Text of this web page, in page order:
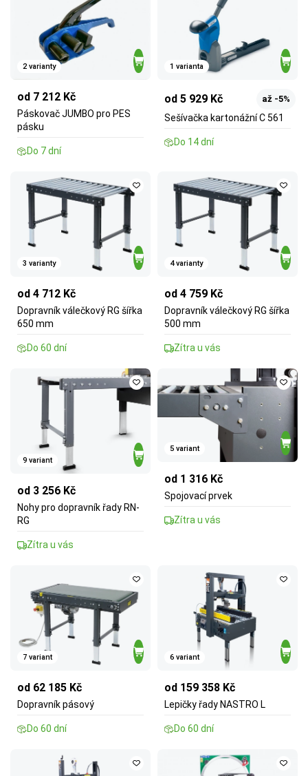
2 varianty
od 7 212 Kč
Páskovač JUMBO pro PES
pásku
Do 7 dní
1 varianta
od 5 929 Kč až -5%
Sešívačka kartonážní C 561
Do 14 dní
3 varianty
od 4 712 Kč
Dopravník válečkový RG šířka
650 mm
Do 60 dní
4 varianty
od 4 759 Kč
Dopravník válečkový RG šířka
500 mm
Zítra u vás
9 variant
od 3 256 Kč
Nohy pro dopravník řady RN-
RG
Zítra u vás
5 variant
od 1 316 Kč
Spojovací prvek
Zítra u vás
7 variant
od 62 185 Kč
Dopravník pásový
Do 60 dní
6 variant
od 159 358 Kč
Lepičky řady NASTRO L
Do 60 dní